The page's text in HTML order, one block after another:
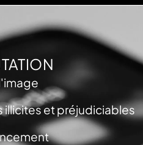
illicites et préjudiciables